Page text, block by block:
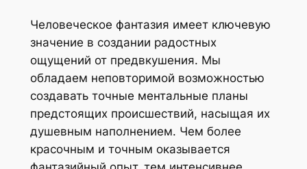
Человеческое фантазия имеет ключевую
значение в создании радостных
ощущений от предвкушения. Мы
обладаем неповторимой возможностью
создавать точные ментальные планы
предстоящих происшествий, насыщая их
душевным наполнением. Чем более
красочным и точным оказывается